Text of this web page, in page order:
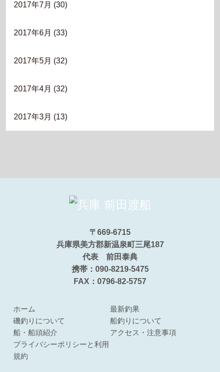
2017年7月 (30)
2017年6月 (33)
2017年5月 (32)
2017年4月 (32)
2017年3月 (13)
〒669-6715
兵庫県美方郡新温泉町三尾187
代表 前田泰典
携帯：090-8219-5475
FAX：0796-82-5757
ホーム
最新釣果
磯釣りについて
船釣りについて
船・船頭紹介
アクセス・注意事項
プライバシーポリシーと利用
規約